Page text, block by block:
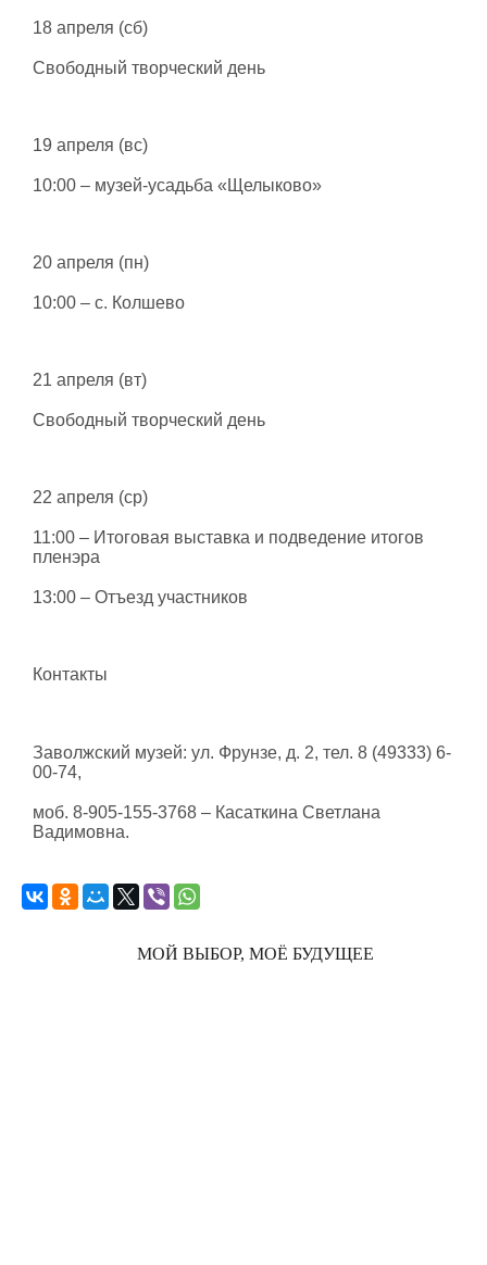
18 апреля (сб)
Свободный творческий день
19 апреля (вс)
10:00 – музей-усадьба «Щелыково»
20 апреля (пн)
10:00 – с. Колшево
21 апреля (вт)
Свободный творческий день
22 апреля (ср)
11:00 – Итоговая выставка и подведение итогов
пленэра
13:00 – Отъезд участников
Контакты
Заволжский музей: ул. Фрунзе, д. 2, тел. 8 (49333) 6-
00-74,
моб. 8-905-155-3768 – Касаткина Светлана
Вадимовна.
МОЙ ВЫБОР, МОЁ БУДУЩЕЕ